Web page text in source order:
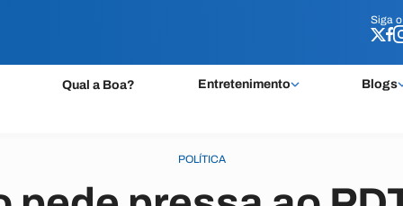
Siga o
Qual a Boa? Entretenimento Blogs
Siga o
POLÍTICA